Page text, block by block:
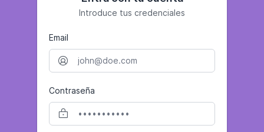
Introduce tus credenciales
Email
Contraseña